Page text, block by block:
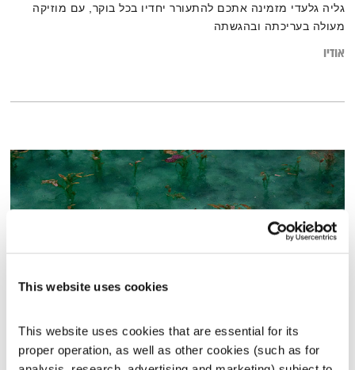
This website uses cookies
This website uses cookies that are essential for its
proper operation, as well as other cookies (such as for
גליה גלעדי מזמינה אתכם להתעורר יחדיו בכל בוקר, עם מוזיקה
מעולה בעריכתה ובהגשתה
אודיו
שיחות טרנספורמטיביות – 15.2.16
שיחות טרנספורמטיביות
אסי זיגדוןונטאלי בן דוד